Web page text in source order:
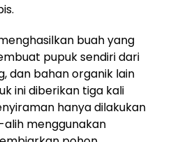
buah yang
pupuk sendiri dari
dan bahan organik lain
ini diberikan tiga kali
hanya dilakukan
alih menggunakan